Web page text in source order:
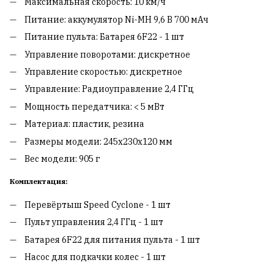
Питание: аккумулятор Ni-MH 9,6 В 700 мАч
Питание пульта: Батарея 6F22 - 1 шт
Управление поворотами: дискретное
Управление скоростью: дискретное
Управление: Радиоуправление 2,4 ГГц
Мощность передатчика: < 5 мВт
Материал: пластик, резина
Размеры модели: 245x230x120 мм
Вес модели: 905 г
Комплектация:
Перевёртыш Speed Cyclone - 1 шт
Пульт управления 2,4 ГГц - 1 шт
Батарея 6F22 для питания пульта - 1 шт
Насос для подкачки колес - 1 шт